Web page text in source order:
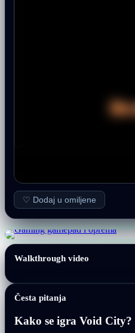
♡ Dodaj u omiljene
Walkthrough video
Česta pitanja
Kako se igra Void City?